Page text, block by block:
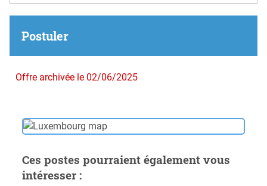
Postuler
Offre archivée le 02/06/2025
Ces postes pourraient également vous
intéresser :